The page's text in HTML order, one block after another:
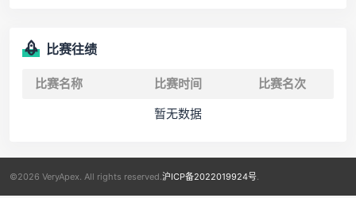
比赛往绩
比赛名称 比赛时间
比赛名次
暂无数据
©2026 VeryApex. All rights reserved. 沪ICP备2022019924号